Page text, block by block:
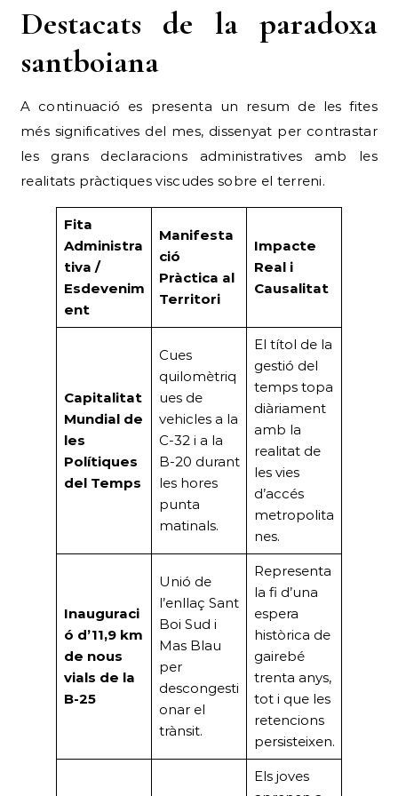
Destacats de la paradoxa
santboiana
A continuació es presenta un resum de les fites
més significatives del mes, dissenyat per contrastar
les grans declaracions administratives amb les
realitats pràctiques viscudes sobre el terreni.
Fita
Administra
tiva /
Esdevenim
ent
Manifesta
ció
Pràctica al
Territori
Impacte
Real i
Causalitat
Capitalitat
Mundial de
les
Polítiques
del Temps
Cues
quilomètriq
ues de
vehicles a la
C-32 i a la
B-20 durant
les hores
punta
matinals.
El títol de la
gestió del
temps topa
diàriament
amb la
realitat de
les vies
d’accés
metropolita
nes.
Inauguraci
ó d’11,9 km
de nous
vials de la
B-25
Unió de
l’enllaç Sant
Boi Sud i
Mas Blau
per
descongesti
onar el
trànsit.
Representa
la fi d’una
espera
històrica de
gairebé
trenta anys,
tot i que les
retencions
persisteixen.
Els joves